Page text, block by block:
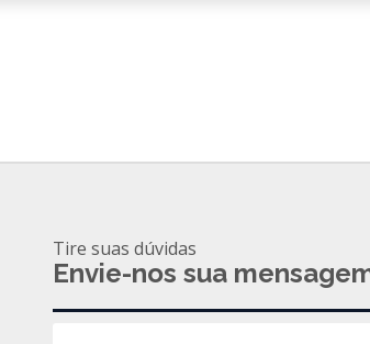
Tire suas dúvidas
Envie-nos sua